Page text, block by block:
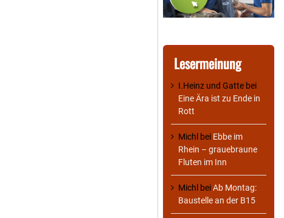
Lesermeinung
I.Heinz und Gatte bei
Eine Ära ist zu Ende in
Rott
Michl bei Ebbe im
Rhein – grauebraune
Fluten im Inn
Michl beiAb Montag:
Baustelle an der B15